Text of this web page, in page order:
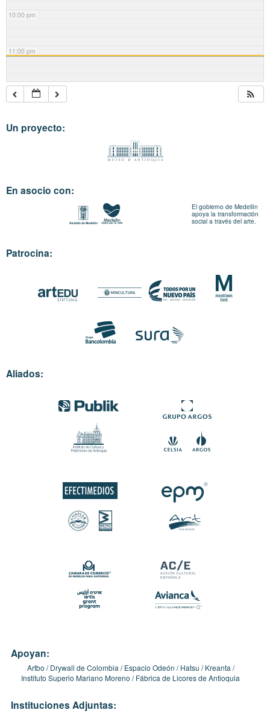
10:00 pm
11:00 pm
Un proyecto:
En asocio con:
El gobierno de Medellín
apoya la transformación
social a través del arte.
Patrocina:
Aliados:
Apoyan:
Artbo Drywall de Colombia Espacio Odeón Hatsu
Kreanta
Instituto Superio Mariano Moreno
Fábrica de Licores de Antioquia
Instituciones Adjuntas: